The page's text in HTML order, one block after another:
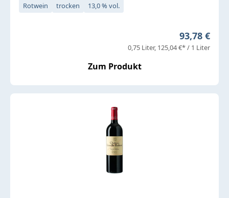
Rotwein trocken 13,0 % vol.
Regulärer
93,78 €
0,75 Liter 125,04 €* / 1 Liter
Zum Produkt